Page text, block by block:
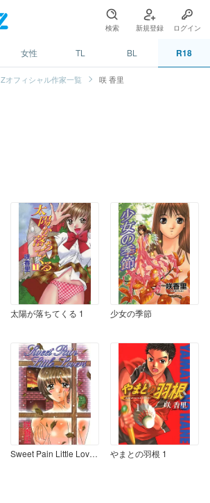
検索 新規登録 ログイン
女性 TL BL R18
Zオフィシャル作家一覧 咲 香里
太陽が落ちてくる 1 少女の季節
Sweet Pain Little Lovers やまとの羽根 1